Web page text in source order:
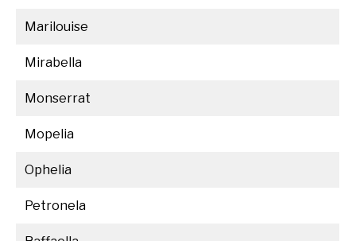
Marilouise
Mirabella
Monserrat
Mopelia
Ophelia
Petronela